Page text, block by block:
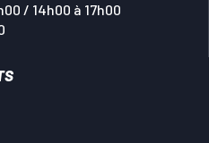
/ 14h00 à 17h00